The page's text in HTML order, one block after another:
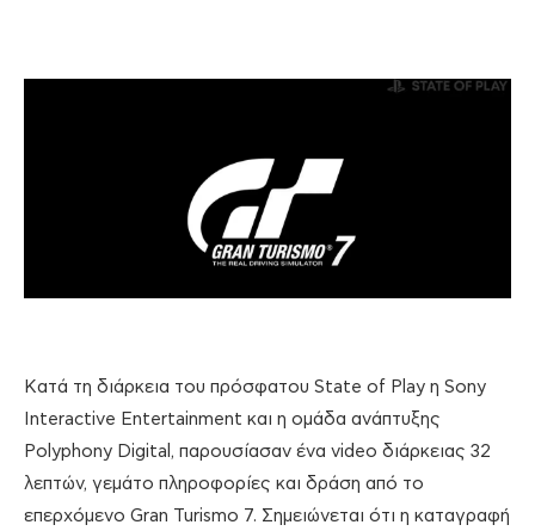
Κατά τη διάρκεια του πρόσφατου State of Play η Sony
Interactive Entertainment και η ομάδα ανάπτυξης
Polyphony Digital, παρουσίασαν ένα video διάρκειας 32
λεπτών, γεμάτο πληροφορίες και δράση από το
επερχόμενο Gran Turismo 7. Σημειώνεται ότι η καταγραφή